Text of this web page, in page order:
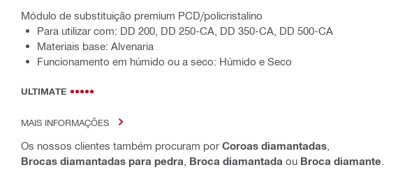
Módulo de substituição premium PCD/policristalino
Para utilizar com: DD 200, DD 250-CA, DD 350-CA, DD 500-CA
Materiais base: Alvenaria
Funcionamento em húmido ou a seco: Húmido e Seco
ULTIMATE
MAIS INFORMAÇÕES
Os nossos clientes também procuram por Coroas diamantadas
Brocas diamantadas para pedra Broca diamantada ou Broca diamante